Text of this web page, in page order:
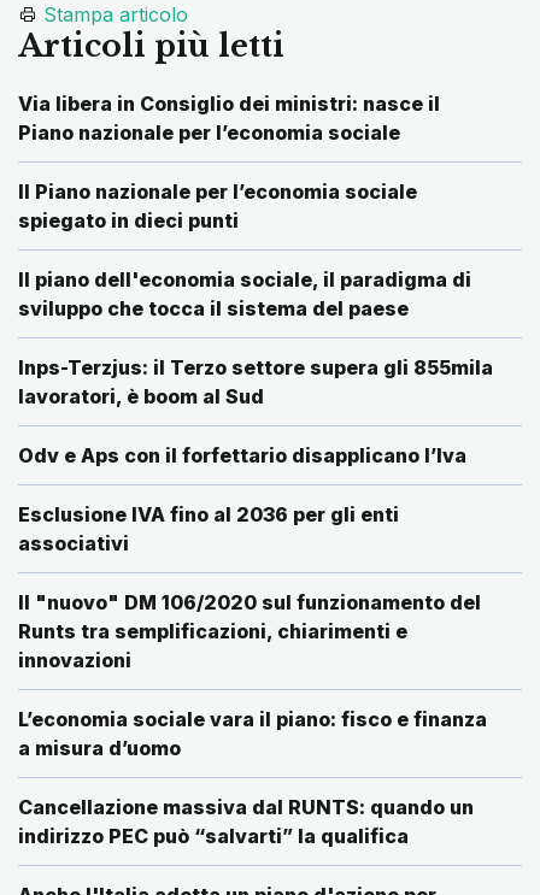
Stampa articolo
Articoli più letti
Via libera in Consiglio dei ministri: nasce il
Piano nazionale per l’economia sociale
Il Piano nazionale per l’economia sociale
spiegato in dieci punti
Il piano dell'economia sociale, il paradigma di
sviluppo che tocca il sistema del paese
Inps-Terzjus: il Terzo settore supera gli 855mila
lavoratori, è boom al Sud
Odv e Aps con il forfettario disapplicano l’Iva
Esclusione IVA fino al 2036 per gli enti
associativi
Il "nuovo" DM 106/2020 sul funzionamento del
Runts tra semplificazioni, chiarimenti e
innovazioni
L’economia sociale vara il piano: fisco e finanza
a misura d’uomo
Cancellazione massiva dal RUNTS: quando un
indirizzo PEC può “salvarti” la qualifica